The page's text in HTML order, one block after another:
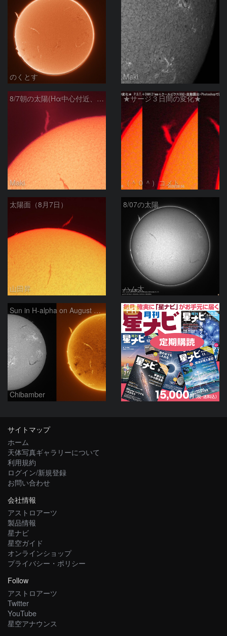
のくとす Maki
8/7朝の太陽(Hα中心付近、プロミネンス)
Maki
★サージ３日間の変化★
（＾０＾）コメト
太陽面（8月7日）
山田昇
8/07の太陽
ハム太
Sun in H-alpha on August 7, 2026
Chibamber
PR
サイトマップ
ホーム
天体写真ギャラリーについて
利用規約
ログイン/新規登録
お問い合わせ
会社情報
アストロアーツ
製品情報
星ナビ
星空ガイド
オンラインショップ
プライバシー・ポリシー
Follow
アストロアーツ
Twitter
YouTube
星空アナウンス